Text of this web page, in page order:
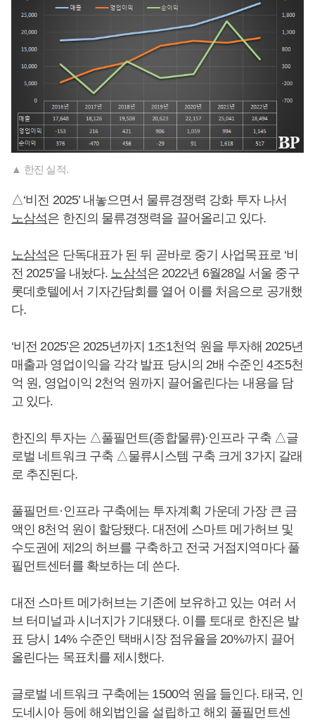
▲ 한진 실적.
△‘비전 2025’ 내놓으면서 물류경쟁력 강화 투자 나서
노삼석은 한진의 물류경쟁력을 끌어올리고 있다.
노삼석은 단독대표가 된 뒤 곧바로 중기 사업목표로 ‘비
전 2025’을 내놨다. 노삼석은 2022년 6월28일 서울 중구
롯데호텔에서 기자간담회를 열어 이를 처음으로 공개했
다.
‘비전 2025’은 2025년까지 1조1천억 원을 투자해 2025년
매출과 영업이익을 각각 발표 당시의 2배 수준인 4조5천
억 원, 영업이익 2천억 원까지 끌어올린다는 내용을 담
고 있다.
한진의 투자는 △풀필먼트(종합물류)·인프라 구축 △글
로벌 네트워크 구축 △물류시스템 구축 크게 3가지 갈래
로 추진된다.
풀필먼트·인프라 구축에는 투자계획 가운데 가장 큰 금
액인 8천억 원이 할당됐다. 대전에 스마트 메가허브 및
수도권에 제2의 허브를 구축하고 전국 거점지역마다 풀
필먼트센터를 확보하는 데 쓴다.
대전 스마트 메가허브는 기존에 보유하고 있는 여러 서
브 터미널과 시너지가 기대됐다. 이를 토대로 한진은 발
표 당시 14% 수준인 택배시장 점유율을 20%까지 끌어
올린다는 목표치를 제시했다.
글로벌 네트워크 구축에는 1500억 원을 들인다. 태국, 인
도네시아 등에 해외법인을 설립하고 해외 풀필먼트센